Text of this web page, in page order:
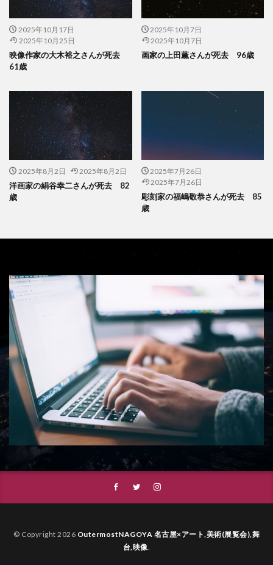
2025年10月17日
2025年10月25日
映像作家の大木裕之さんが死去
61歳
2025年10月7日
2025年10月7日
画家の上田薫さんが死去 96歳
2025年8月2日 2025年8月2日
洋画家の絹谷幸二さんが死去 82
歳
2025年7月26日
2025年7月26日
彫刻家の福嶋敬恭さんが死去 85
歳
© Copyright 2026 OutermostNAGOYA 名古屋×アート,美術(展覧会),舞
台,映像